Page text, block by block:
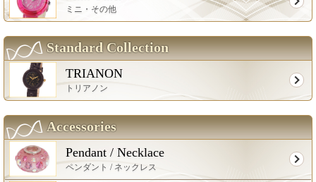
ミニ・その他
Standard Collection
TRIANON
トリアノン
Accessories
Pendant / Necklace
ペンダント / ネックレス